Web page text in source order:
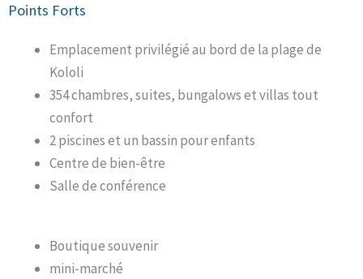
Points Forts
Emplacement privilégié au bord de la plage de
Kololi
354 chambres, suites, bungalows et villas tout
confort
2 piscines et un bassin pour enfants
Centre de bien-être
Salle de conférence
Boutique souvenir
mini-marché